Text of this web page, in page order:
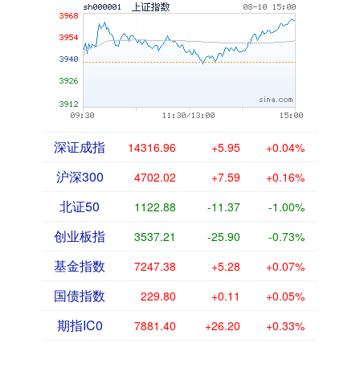
深证成指 14316.96 +5.95 +0.04%
沪深300 4702.02 +7.59 +0.16%
北证50 1122.88 -11.37 -1.00%
创业板指 3537.21 -25.90 -0.73%
基金指数 7247.38 +5.28 +0.07%
国债指数 229.80 +0.11 +0.05%
期指IC0 7881.40 +26.20 +0.33%